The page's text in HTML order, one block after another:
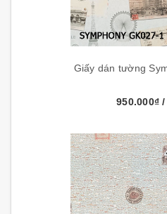
Giấy dán tường
950.000₫